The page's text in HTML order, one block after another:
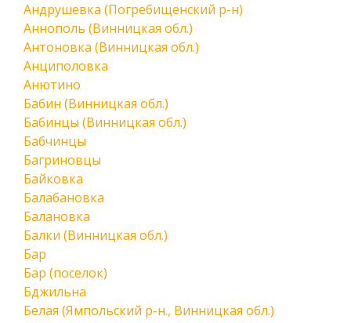
Андрушевка (Погребищенский р-н)
Аннополь (Винницкая обл.)
Антоновка (Винницкая обл.)
Анциполовка
Анютино
Бабин (Винницкая обл.)
Бабинцы (Винницкая обл.)
Бабчинцы
Багриновцы
Байковка
Балабановка
Балановка
Балки (Винницкая обл.)
Бар
Бар (поселок)
Бджильна
Белая (Ямпольский р-н., Винницкая обл.)